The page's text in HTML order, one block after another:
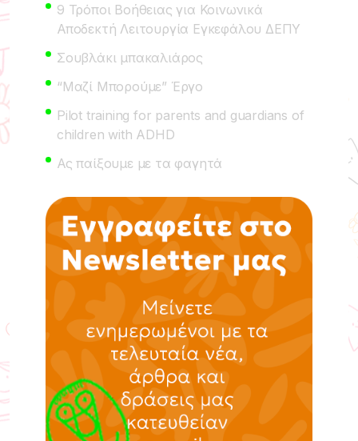
9 Τρόποι Βοήθειας για Κοινωνικά
Αποδεκτή Λειτουργία Εγκεφάλου ΔΕΠΥ
Σουβλάκι μπακαλιάρος
“Μαζί Μπορούμε” Έργο
Pilot training for parents and guardians of
children with ADHD
Ας παίξουμε με τα φαγητά